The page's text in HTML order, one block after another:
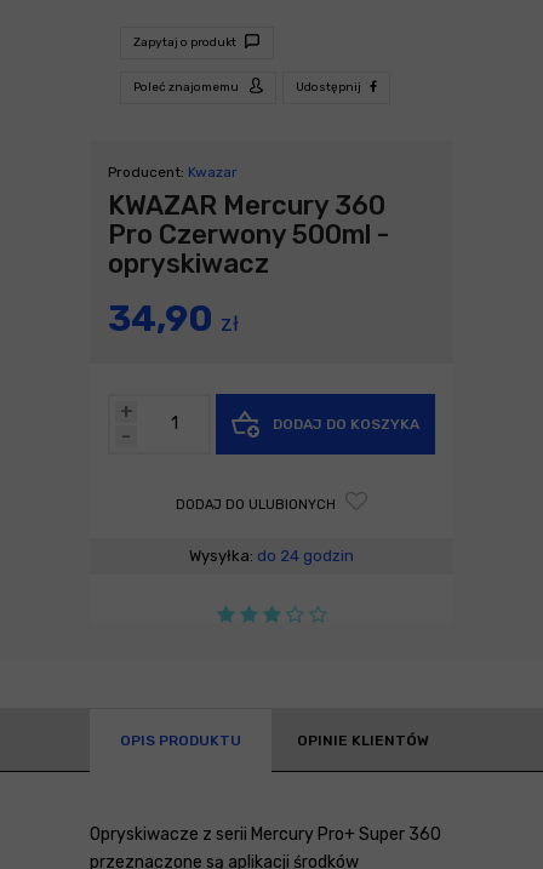
Zapytaj o produkt
Poleć znajomemu Udostępnij
Producent: Kwazar
KWAZAR Mercury 360
Pro Czerwony 500ml -
opryskiwacz
34,90 zł
-
+
DODAJ DO KOSZYKA
DODAJ DO ULUBIONYCH
Wysyłka: do 24 godzin
OPIS PRODUKTU OPINIE KLIENTÓW
Opryskiwacze z serii Mercury Pro+ Super 360
przeznaczone są aplikacji środków